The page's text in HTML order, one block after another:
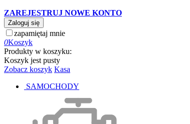
ZAREJESTRUJ NOWE KONTO
Zaloguj się
zapamiętaj mnie
0Koszyk
Produkty w koszyku:
Koszyk jest pusty
Zobacz koszyk Kasa
SAMOCHODY